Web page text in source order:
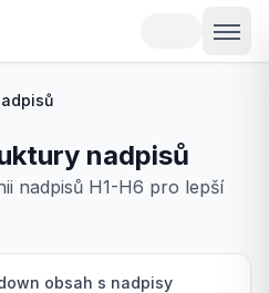
nadpisů
nadpisů H1-H6 pro lepší
obsah s nadpisy